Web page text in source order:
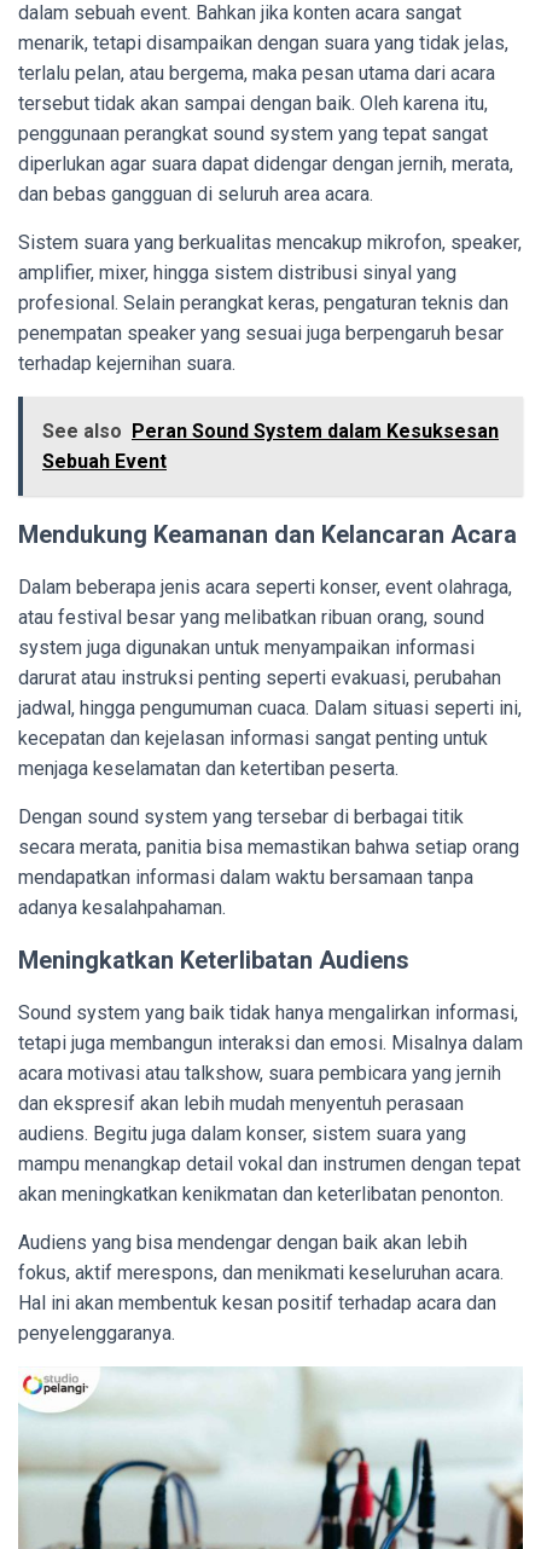
dalam sebuah event. Bahkan jika konten acara sangat
menarik, tetapi disampaikan dengan suara yang tidak jelas,
terlalu pelan, atau bergema, maka pesan utama dari acara
tersebut tidak akan sampai dengan baik. Oleh karena itu,
penggunaan perangkat sound system yang tepat sangat
diperlukan agar suara dapat didengar dengan jernih, merata,
dan bebas gangguan di seluruh area acara.
Sistem suara yang berkualitas mencakup mikrofon, speaker,
amplifier, mixer, hingga sistem distribusi sinyal yang
profesional. Selain perangkat keras, pengaturan teknis dan
penempatan speaker yang sesuai juga berpengaruh besar
terhadap kejernihan suara.
See also
Peran Sound System dalam Kesuksesan
Sebuah Event
Mendukung Keamanan dan Kelancaran Acara
Dalam beberapa jenis acara seperti konser, event olahraga,
atau festival besar yang melibatkan ribuan orang, sound
system juga digunakan untuk menyampaikan informasi
darurat atau instruksi penting seperti evakuasi, perubahan
jadwal, hingga pengumuman cuaca. Dalam situasi seperti ini,
kecepatan dan kejelasan informasi sangat penting untuk
menjaga keselamatan dan ketertiban peserta.
Dengan sound system yang tersebar di berbagai titik
secara merata, panitia bisa memastikan bahwa setiap orang
mendapatkan informasi dalam waktu bersamaan tanpa
adanya kesalahpahaman.
Meningkatkan Keterlibatan Audiens
Sound system yang baik tidak hanya mengalirkan informasi,
tetapi juga membangun interaksi dan emosi. Misalnya dalam
acara motivasi atau talkshow, suara pembicara yang jernih
dan ekspresif akan lebih mudah menyentuh perasaan
audiens. Begitu juga dalam konser, sistem suara yang
mampu menangkap detail vokal dan instrumen dengan tepat
akan meningkatkan kenikmatan dan keterlibatan penonton.
Audiens yang bisa mendengar dengan baik akan lebih
fokus, aktif merespons, dan menikmati keseluruhan acara.
Hal ini akan membentuk kesan positif terhadap acara dan
penyelenggaranya.